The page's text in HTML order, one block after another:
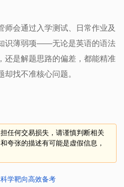
师会通过入学测试、日常作业及
识薄弱项——无论是英语的语法
还是解题思路的偏差，都能精准
找不准核心问题。
任何交易损失，请谨慎判断相关
夸张的描述有可能是虚假信息，
学靶向高效备考